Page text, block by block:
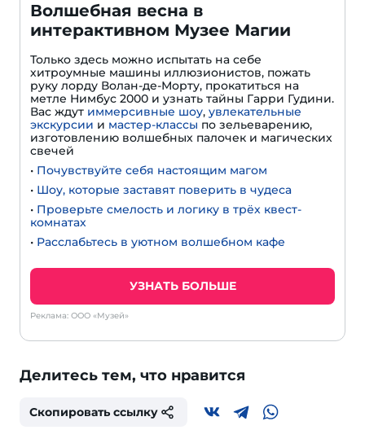
Волшебная весна в
интерактивном Музее Магии
Только здесь можно испытать на себе
хитроумные машины иллюзионистов, пожать
руку лорду Волан-де-Морту, прокатиться на
метле Нимбус 2000 и узнать тайны Гарри Гудини.
Вас ждут иммерсивные шоу, увлекательные
экскурсии и мастер-классы по зельеварению,
изготовлению волшебных палочек и магических
свечей
• Почувствуйте себя настоящим магом
• Шоу, которые заставят поверить в чудеса
• Проверьте смелость и логику в трёх квест-
комнатах
• Расслабьтесь в уютном волшебном кафе
УЗНАТЬ БОЛЬШЕ
Реклама: ООО «Музей»
Делитесь тем, что нравится
Скопировать ссылку